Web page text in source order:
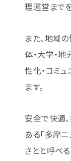
理運営まで
また、地域
体・大学・
性化・コミ
ます。
安全で快適
ある「多摩
さとと呼べ